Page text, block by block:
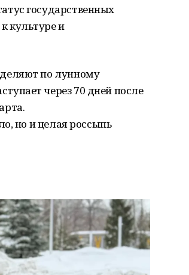
государственных
культуре и
по лунному
через 70 дней после
но и целая россыпь